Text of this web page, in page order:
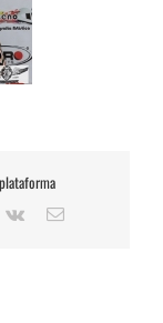
Vk
Correo